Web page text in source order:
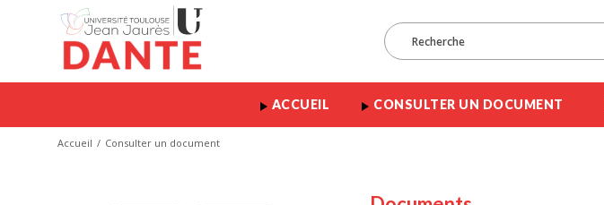
ACCUEIL CONSULTER UN DOCUMENT
Accueil Consulter un document